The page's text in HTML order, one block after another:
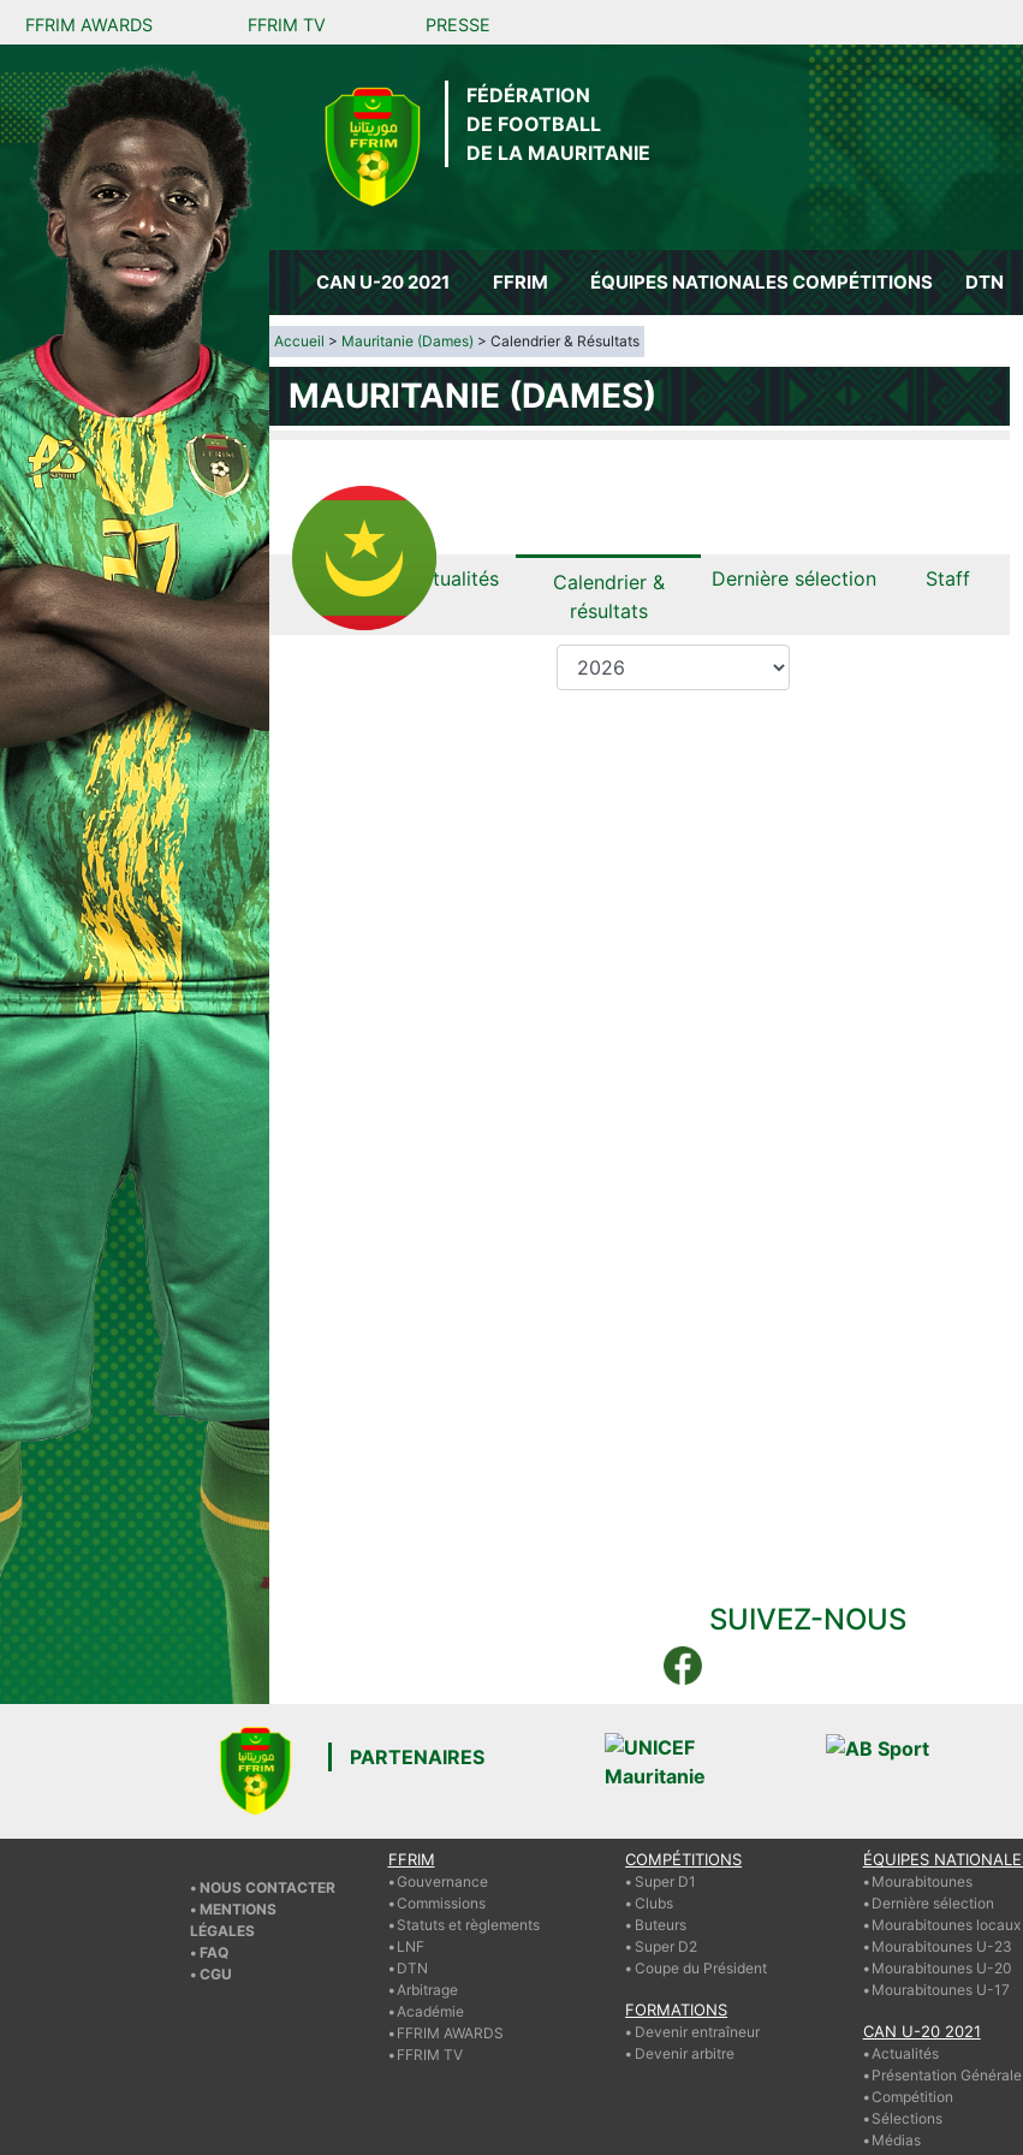
FFRIM AWARDS FFRIM TV PRESSE
FÉDÉRATION
DE FOOTBALL
DE LA MAURITANIE
CAN U-20 2021 FFRIM ÉQUIPES NATIONALESCOMPÉTITIONS DTN
Accueil > Mauritanie (Dames) > Calendrier & Résultats
MAURITANIE (DAMES)
Actualités
Calendrier &
résultats
Dernière sélection Staff
NOUS CONTACTER
MENTIONS
LÉGALES
FAQ
FFRIM
Gouvernance
Commissions
Statuts et règlements
LNF
DTN
Arbitrage
Académie
FFRIM AWARDS
COMPÉTITIONS
Super D1
Clubs
Buteurs
Super D2
FORMATIONS
Devenir entraîneur
ÉQUIPES NATIONALES
Mourabitounes
Dernière sélection
Mourabitounes locaux
Mourabitounes U-23
Mourabitounes U-20
CAN U-20 2021
Actualités
Présentation Générale
Compétition
Sélections